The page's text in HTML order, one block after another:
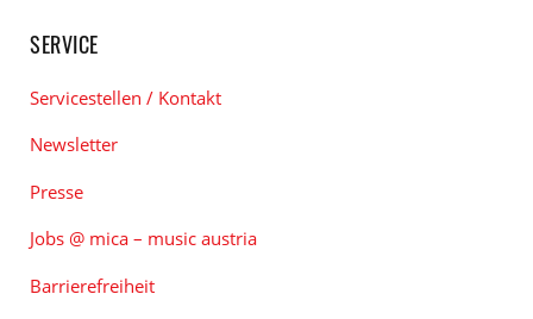
SERVICE
Servicestellen / Kontakt
Newsletter
Presse
Jobs @ mica – music austria
Barrierefreiheit